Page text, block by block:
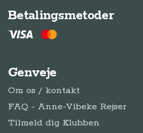
Betalingsmetoder
Genveje
Om os / kontakt
FAQ - Anne-Vibeke Rejser
Tilmeld dig Klubben